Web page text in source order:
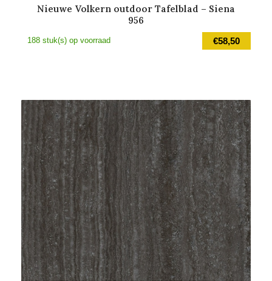
Nieuwe Volkern outdoor Tafelblad – Siena
956
€58,50
188 stuk(s) op voorraad